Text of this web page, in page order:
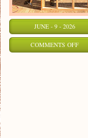
JUNE - 9 - 2026
COMMENTS OFFON